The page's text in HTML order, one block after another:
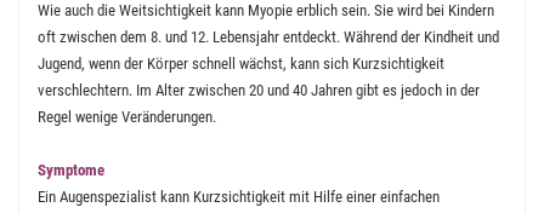
Wie auch die Weitsichtigkeit kann Myopie erblich sein. Sie wird bei Kindern
oft zwischen dem 8. und 12. Lebensjahr entdeckt. Während der Kindheit und
Jugend, wenn der Körper schnell wächst, kann sich Kurzsichtigkeit
verschlechtern. Im Alter zwischen 20 und 40 Jahren gibt es jedoch in der
Regel wenige Veränderungen.
Symptome
Ein Augenspezialist kann Kurzsichtigkeit mit Hilfe einer einfachen